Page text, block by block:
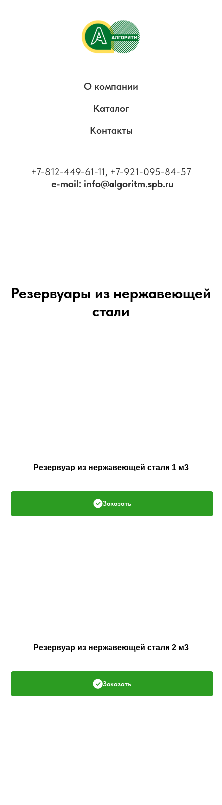
О компании
Каталог
Контакты
+7-812-449-61-11, +7-921-095-84-57
e-mail: info@algoritm.spb.ru
Резервуары из нержавеющей
стали
Резервуар из нержавеющей стали 1 м3
Заказать
Резервуар из нержавеющей стали 2 м3
Заказать